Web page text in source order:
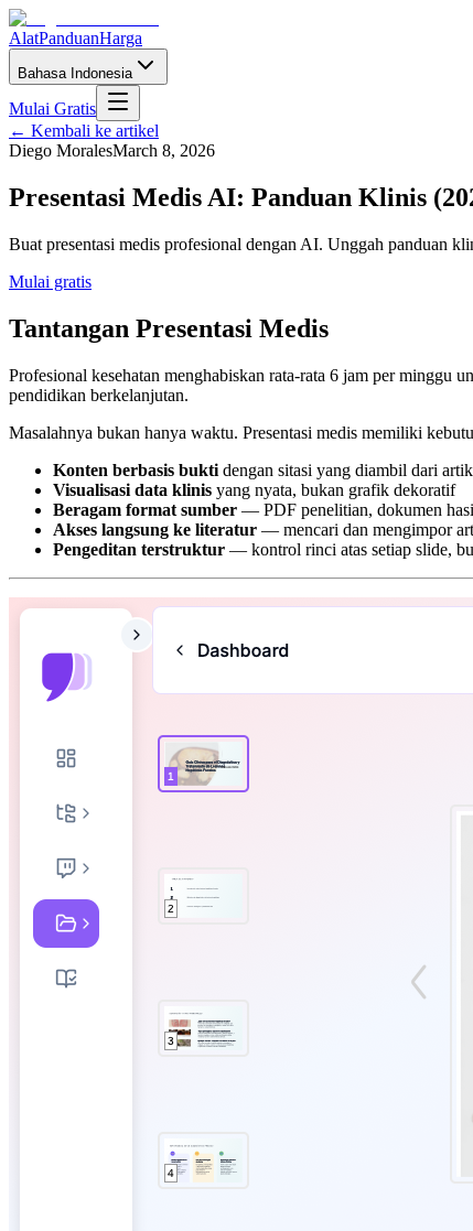
AlatPanduanHarga
Bahasa Indonesia
Mulai Gratis
← Kembali ke artikel
Diego MoralesMarch 8, 2026
Presentasi Medis AI: Panduan Klinis
Buat presentasi medis profesional dengan AI. Unggah panduan
Mulai gratis
Tantangan Presentasi Medis
Profesional kesehatan menghabiskan rata-rata 6 jam per minggu
pendidikan berkelanjutan.
Masalahnya bukan hanya waktu. Presentasi medis memiliki
Konten berbasis bukti dengan sitasi yang diambil dari
Visualisasi data klinis yang nyata, bukan grafik dekoratif
Beragam format sumber — PDF penelitian, dokumen
Akses langsung ke literatur — mencari dan mengimpor
Pengeditan terstruktur — kontrol rinci atas setiap slide,